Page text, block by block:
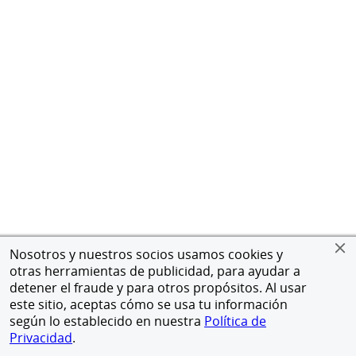
Nosotros y nuestros socios usamos cookies y
otras herramientas de publicidad, para ayudar a
detener el fraude y para otros propósitos. Al usar
este sitio, aceptas cómo se usa tu información
según lo establecido en nuestra Política de
Privacidad.